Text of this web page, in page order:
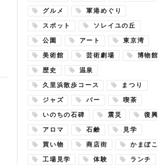
グルメ 軍港めぐり
スポット ソレイユの丘
公園 アート 東京湾
美術館 芸術劇場 博物館
歴史 温泉
久里浜散歩コース まつり
ジャズ バー 喫茶
いのちの石碑 震災 復興
アロマ 石鹸 見学
買い物 商店街 かまぼこ
工場見学 体験 ランチ